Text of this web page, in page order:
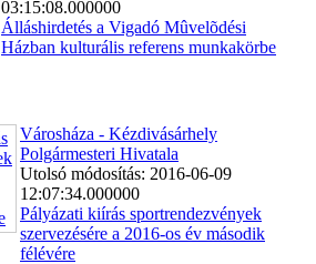
03:15:08.000000
Álláshirdetés a Vigadó Mûvelõdési
Házban kulturális referens munkakörbe
Városháza - Kézdivásárhely
Polgármesteri Hivatala
Utolsó módosítás: 2016-06-09
12:07:34.000000
Pályázati kiírás sportrendezvények
szervezésére a 2016-os év második
félévére